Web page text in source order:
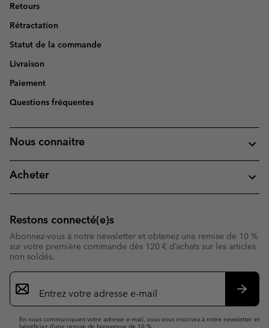
Retours
Rétractation
Statut de la commande
Livraison
Paiement
Questions fréquentes
Nous connaitre
Acheter
Restons connecté(e)s
Abonnez-vous à notre newsletter et obtenez une remise de 10 %
sur votre première commande dès 120 € d’achats sur les articles
non soldés.
Inscription
par
e-
En nous communiquant votre adresse e-mail, vous vous inscrivez à notre newsletter et